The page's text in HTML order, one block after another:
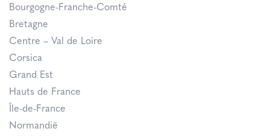
Bourgogne-Franche-Comté
Bretagne
Centre – Val de Loire
Corsica
Grand Est
Hauts de France
Île-de-France
Normandië